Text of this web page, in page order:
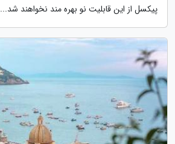
پیکسل از این قابلیت نو بهره مند نخواهند شد...